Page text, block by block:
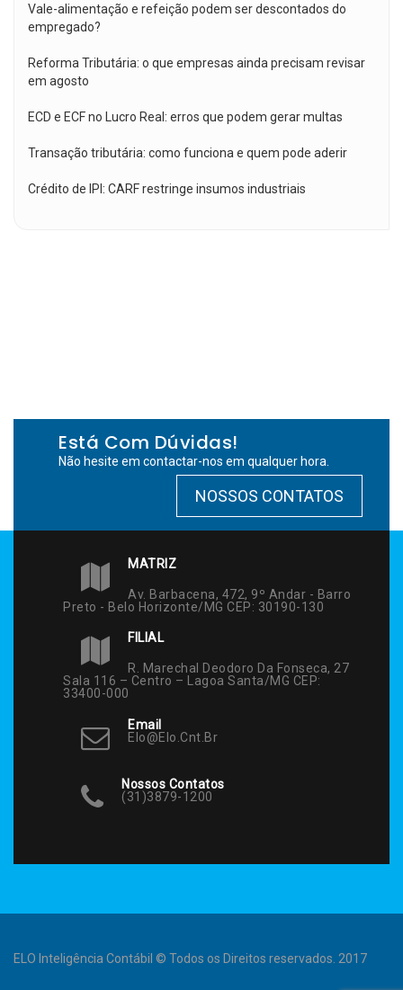
Vale-alimentação e refeição podem ser descontados do
empregado?
Reforma Tributária: o que empresas ainda precisam revisar
em agosto
ECD e ECF no Lucro Real: erros que podem gerar multas
Transação tributária: como funciona e quem pode aderir
Crédito de IPI: CARF restringe insumos industriais
Está Com Dúvidas!
Não hesite em contactar-nos em qualquer hora.
NOSSOS CONTATOS
MATRIZ
Av. Barbacena, 472, 9º Andar - Barro
Preto - Belo Horizonte/MG CEP: 30190-130
FILIAL
R. Marechal Deodoro Da Fonseca, 27
Sala 116 – Centro – Lagoa Santa/MG CEP:
33400-000
Email
Elo@elo.cnt.br
Nossos Contatos
(31)3879-1200
ELO Inteligência Contábil © Todos os Direitos reservados. 2017